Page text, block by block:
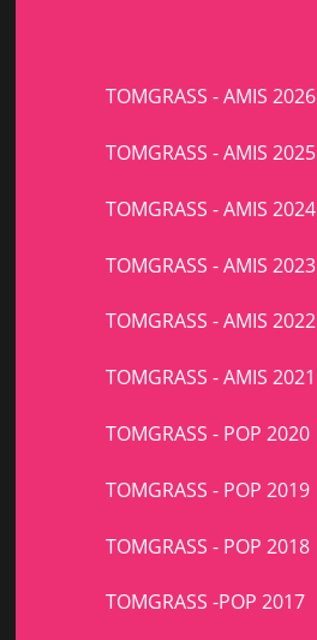
TOMGRASS - AMIS 2026
TOMGRASS - AMIS 2025
TOMGRASS - AMIS 2024
TOMGRASS - AMIS 2023
TOMGRASS - AMIS 2022
TOMGRASS - AMIS 2021
TOMGRASS - POP 2020
TOMGRASS - POP 2019
TOMGRASS - POP 2018
TOMGRASS -POP 2017